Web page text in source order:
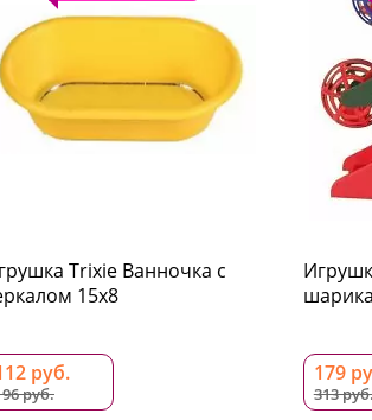
Trixie Ванночка с
15x8
руб.
руб.
179
313